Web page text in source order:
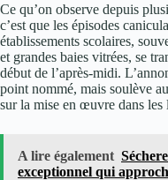
Ce qu’on observe depuis
c’est que les épisodes
établissements scolaires,
et grandes baies vitrées, se
début de l’après-midi.
point nommé, mais soulève
sur la mise en œuvre dans les
A lire également
exceptionnel qui